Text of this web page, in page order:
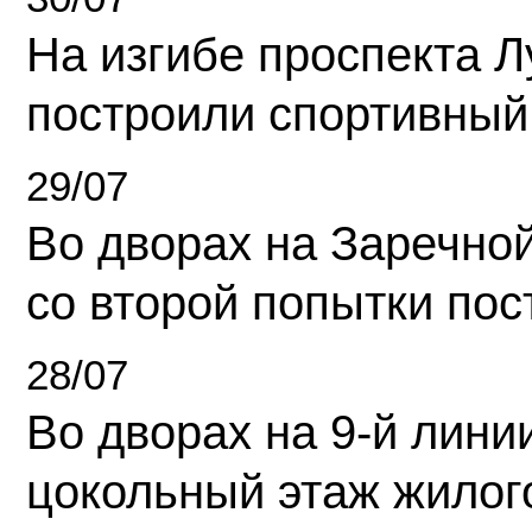
На изгибе проспекта
построили
29/07
Во дворах на
со второй попытки
28/07
Во дворах на 9-й
цокольный этаж